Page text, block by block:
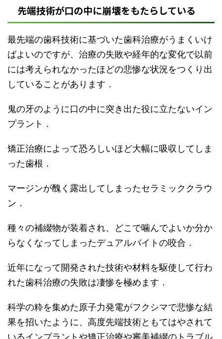
先端技術が口の中に崩壊をもたらしている
最先端の歯科技術に基づいた歯科治療がうまくいけ
ばよいのですが、治療の失敗や経年的な変化で以前
には考えられなかったほどの悲惨な状況をつくり出
していることがあります．
鬼の牙のように口の中に突き出た役に立たないイン
プラント．
矯正治療によって恐ろしいほど大幅に吸収してしま
った歯根．
マージンが醜く露出してしまったセラミッククラウ
ン．
種々の補綴物が装着され、どこで噛んでよいか分か
らなくなってしまったデュアルバイトの咬合．
近年になって開発された技術や材料を駆使して行わ
れた歯科治療の失敗は凄惨を極めます．
科学の粋を集めた原子力発電がフクシマで悲惨な結
果を招いたように、高度先端技術ともてはやされて
いるインプラントや矯正治療や審美補綴のトラブル